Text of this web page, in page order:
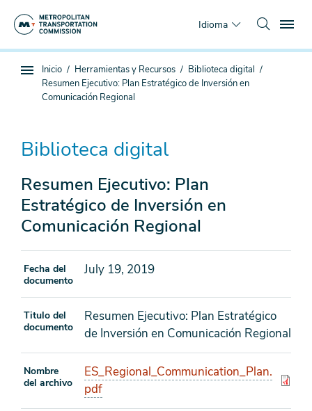
Idioma
Navegación
Estás
aquí
Inicio Herramientas y Recursos
Biblioteca digital
Resumen Ejecutivo: Plan Estratégico de Inversión en
Comunicación Regional
Biblioteca digital
Resumen Ejecutivo: Plan
Estratégico de Inversión en
Comunicación Regional
Fecha del
documento
July 19, 2019
Titulo del
documento
Resumen Ejecutivo: Plan Estratégico
de Inversión en Comunicación Regional
Nombre
del archivo
ES_Regional_Communication_Plan.
pdf